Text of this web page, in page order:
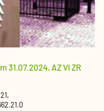
31.07.2024, AZ VI ZR
,